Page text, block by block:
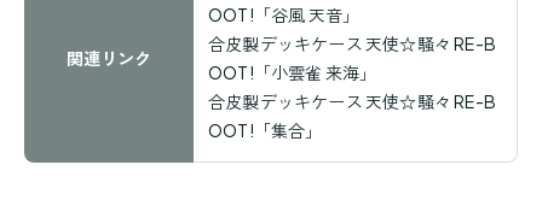
関連リンク
OOT!「谷風 天音」
合皮製デッキケース 天使☆騒々 RE-B
OOT!「小雲雀 来海」
合皮製デッキケース 天使☆騒々 RE-B
OOT!「集合」